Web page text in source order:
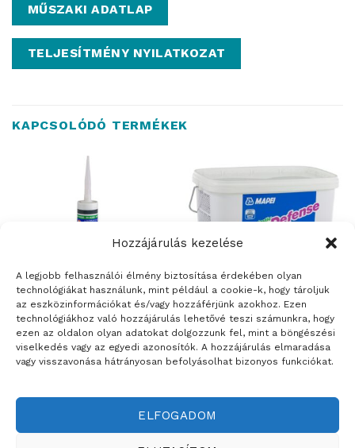
Hozzájárulás kezelése
A legjobb felhasználói élmény biztosítása érdekében olyan
technológiákat használunk, mint például a cookie-k, hogy tároljuk
az eszközinformációkat és/vagy hozzáférjünk azokhoz. Ezen
technológiákhoz való hozzájárulás lehetővé teszi számunkra, hogy
ezen az oldalon olyan adatokat dolgozzunk fel, mint a böngészési
viselkedés vagy az egyedi azonosítók. A hozzájárulás elmaradása
vagy visszavonása hátrányosan befolyásolhat bizonyos funkciókat.
ELFOGADOM
MŰSZAKI ADATLAP
TELJESÍTMÉNY NYILATKOZAT
KAPCSOLÓDÓ TERMÉKEK
ÉPÍTŐANYAGOK
Mapei Mapesil AC –
penészálló ecetsavas szilikon
hézagkitöltő anyag – 310 ml
ÉPÍTŐANYAGOK
Mapei Mapelastic
AquaDefense – felhasználásra
kész, ultragyors száradású